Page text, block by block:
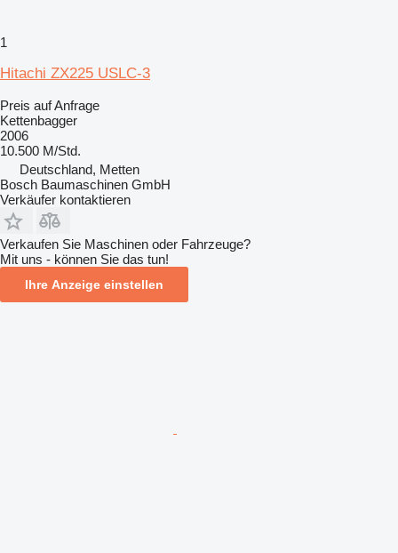
1
Hitachi ZX225 USLC-3
Preis auf Anfrage
Kettenbagger
2006
10.500 M/Std.
Deutschland, Metten
Bosch Baumaschinen GmbH
Verkäufer kontaktieren
Verkaufen Sie Maschinen oder Fahrzeuge?
Mit uns - können Sie das tun!
Ihre Anzeige einstellen